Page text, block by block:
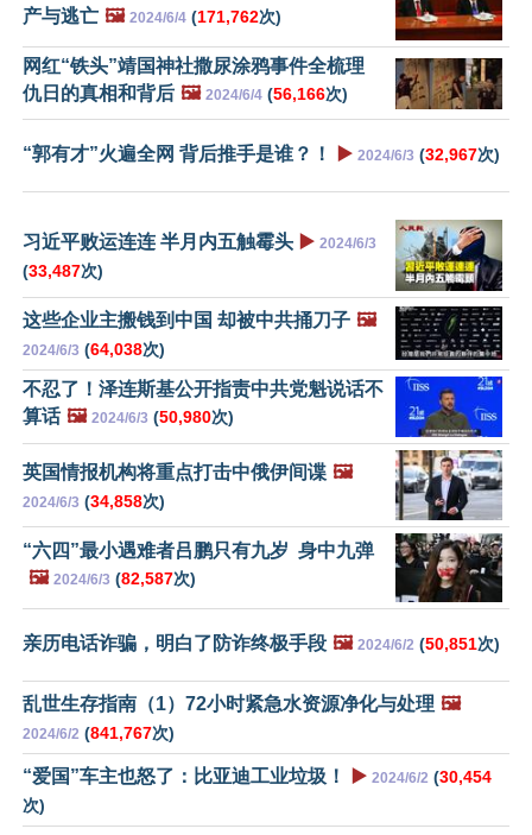
产与逃亡 🖼️ 2024/6/4 (171,762次)
网红“铁头”靖国神社撒尿涂鸦事件全梳理
仇日的真相和背后 🖼️ 2024/6/4 (56,166次)
“郭有才”火遍全网 背后推手是谁？！ ▶️ 2024/6/3 (32,967次)
习近平败运连连 半月内五触霉头 ▶️ 2024/6/3
(33,487次)
这些企业主搬钱到中国 却被中共捅刀子 🖼️
2024/6/3 (64,038次)
不忍了！泽连斯基公开指责中共党魁说话不
算话 🖼️ 2024/6/3 (50,980次)
英国情报机构将重点打击中俄伊间谍 🖼️
2024/6/3 (34,858次)
“六四”最小遇难者吕鹏只有九岁 身中九弹
🖼️ 2024/6/3 (82,587次)
亲历电话诈骗，明白了防诈终极手段 🖼️ 2024/6/2 (50,851次)
乱世生存指南（1）72小时紧急水资源净化与处理 🖼️
2024/6/2 (841,767次)
“爱国”车主也怒了：比亚迪工业垃圾！ ▶️ 2024/6/2 (30,454
次)